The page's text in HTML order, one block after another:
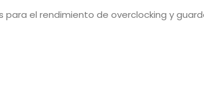
el rendimiento de overclocking y